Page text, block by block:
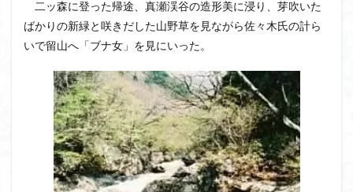
二ッ森に登った帰途、真瀬渓谷の造形美に浸り、芽吹いた
ばかりの新緑と咲きだした山野草を見ながら佐々木氏の計ら
いで留山へ「ブナ女」を見にいった。
身延山
足和田山 足利 越谷市
越上山
貫ヶ岳
象の背 谷川岳 諏訪湖
西郷
鎖場
西伊豆 飛竜の滝
麻那姫の像
鹿野山
高館山 高木石楠花
高山植物
高山岬
高山不動尊 高原 駒ケ岳
香川県
飯道神社
飯豊連峰 飯能
顔振峠
鐘撞堂山
韮崎 静岡県 青渭神社
青森県